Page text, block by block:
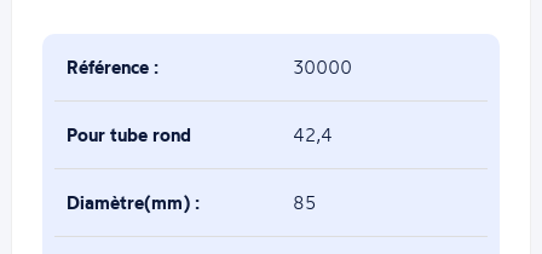
Référence : 30000
Pour tube rond
de(mm) :
42,4
Diamètre(mm) : 85